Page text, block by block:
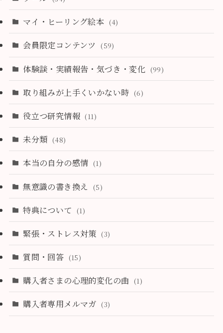
マイ・ヒーリング絵本 (4)
会員限定コンテンツ (59)
体験談・実績報告・気づき・変化 (99)
取り組みが上手くいかない時 (6)
役立つ研究情報 (11)
未分類 (48)
本当の自分の感情 (1)
無意識の書き換え (5)
特典について (1)
緊張・ストレス対策 (3)
質問・回答 (15)
購入者さまの心理的変化の曲 (1)
購入者専用メルマガ (3)